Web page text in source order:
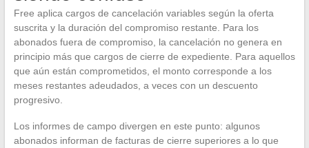
Free aplica cargos de cancelación variables según la oferta
suscrita y la duración del compromiso restante. Para los
abonados fuera de compromiso, la cancelación no genera en
principio más que cargos de cierre de expediente. Para aquellos
que aún están comprometidos, el monto corresponde a los
meses restantes adeudados, a veces con un descuento
progresivo.
Los informes de campo divergen en este punto: algunos
abonados informan de facturas de cierre superiores a lo que